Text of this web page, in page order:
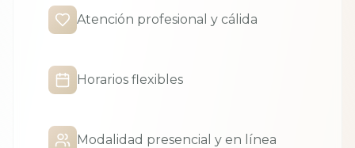
Atención profesional y cálida
Horarios flexibles
Modalidad presencial y en línea